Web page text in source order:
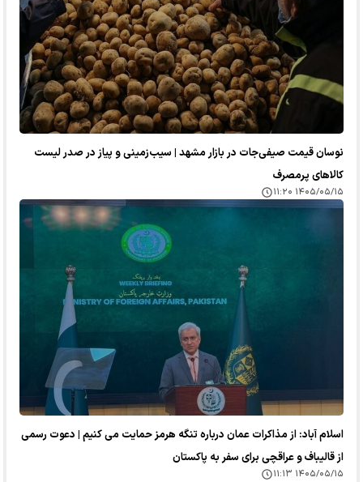
نوسان قیمت صیفی‌جات در بازار مشهد | سیب‌زمینی و پیاز در صدر لیست
کالا‌های پرمصرف
۱۴۰۵/۰۵/۱۵ ۱۱:۲۰
اسلام آباد: از مذاکرات عمان درباره تنگه هرمز حمایت می کنیم | دعوت رسمی
از قالیباف و عراقچی برای سفر به پاکستان
۱۴۰۵/۰۵/۱۵ ۱۱:۱۳